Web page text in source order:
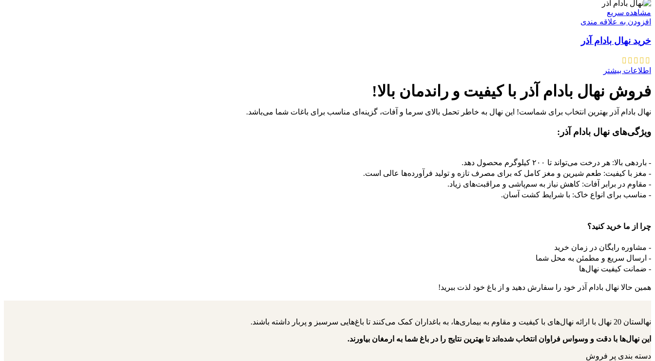
مشاهده سریع
افزودن به علاقه مندی
خرید نهال بادام آذر
اطلاعات بیشتر
فروش نهال بادام آذر با کیفیت و راندمان بالا!
نهال بادام آذر بهترین انتخاب برای شماست! این نهال به خاطر تحمل بالای سرما و آفات، گزینه‌ای مناسب برای باغات شما می‌باشد.
ویژگی‌های نهال بادام آذر:
- باردهی بالا: هر درخت می‌تواند تا ۲۰۰ کیلوگرم محصول دهد.
- مغز با کیفیت: طعم شیرین و مغز کامل که برای مصرف تازه و تولید فرآورده‌ها عالی است.
- مقاوم در برابر آفات: کاهش نیاز به سم‌پاشی و مراقبت‌های زیاد.
- مناسب برای انواع خاک: با شرایط کشت آسان.
چرا از ما خرید کنید؟
- مشاوره رایگان در زمان خرید
- ارسال سریع و مطمئن به محل شما
- ضمانت کیفیت نهال‌ها
همین حالا نهال بادام آذر خود را سفارش دهید و از باغ خود لذت ببرید!
نهالستان 20 نهال با ارائه نهال‌های با کیفیت و مقاوم به بیماری‌ها، به باغداران کمک می‌کنند تا باغ‌هایی سرسبز و پربار داشته باشند.
این نهال‌ها با دقت و وسواس فراوان انتخاب شده‌اند تا بهترین نتایج را در باغ شما به ارمغان بیاورند.
دسته بندی پر فروش